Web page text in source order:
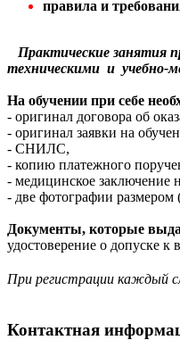
правила и
Практические занятия
техническими и учебно-
На обучении при себе
- оригинал договора об
- оригинал заявки на
- СНИЛС,
- копию платежного
- медицинское заключение
- две фотографии размером
Документы, которые
удостоверение о допуске
При регистрации каждый
Контактная